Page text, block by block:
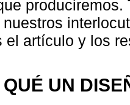
el artículo y los
UN